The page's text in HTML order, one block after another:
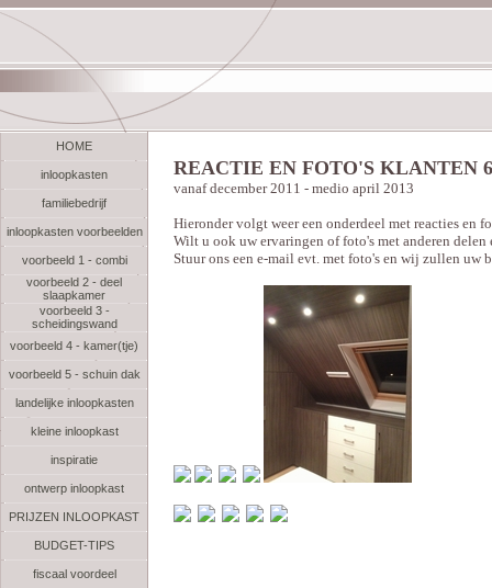
HOME
inloopkasten
familiebedrijf
inloopkasten voorbeelden
voorbeeld 1 - combi
voorbeeld 2 - deel
slaapkamer
voorbeeld 3 -
scheidingswand
voorbeeld 4 - kamer(tje)
voorbeeld 5 - schuin dak
landelijke inloopkasten
kleine inloopkast
inspiratie
ontwerp inloopkast
PRIJZEN INLOOPKAST
BUDGET-TIPS
fiscaal voordeel
REACTIE EN FOTO'S KLANTEN 6
vanaf december 2011 - medio april 2013
Hieronder volgt weer een onderdeel met reacties en
Wilt u ook uw ervaringen of foto's met anderen delen
Stuur ons een e-mail evt. met foto's en wij zullen uw